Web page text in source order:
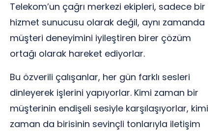
Telekom’un çağrı merkezi ekipleri, sadece bir
hizmet sunucusu olarak değil, aynı zamanda
müşteri deneyimini iyileştiren birer çözüm
ortağı olarak hareket ediyorlar.
Bu özverili çalışanlar, her gün farklı sesleri
dinleyerek işlerini yapıyorlar. Kimi zaman bir
müşterinin endişeli sesiyle karşılaşıyorlar, kimi
zaman da birisinin sevinçli tonlarıyla iletişim